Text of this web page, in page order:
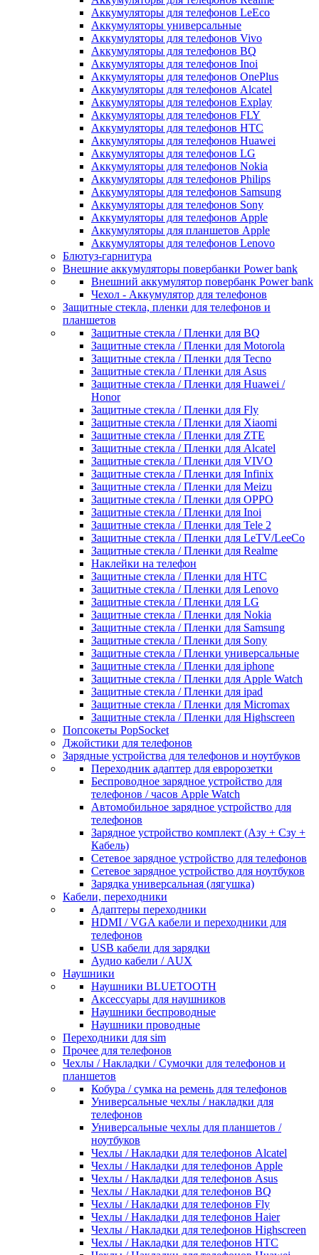
Аккумуляторы для телефонов LeEco
Аккумуляторы универсальные
Аккумуляторы для телефонов Vivo
Аккумуляторы для телефонов BQ
Аккумуляторы для телефонов Inoi
Аккумуляторы для телефонов OnePlus
Аккумуляторы для телефонов Alcatel
Аккумуляторы для телефонов Explay
Аккумуляторы для телефонов FLY
Аккумуляторы для телефонов HTC
Аккумуляторы для телефонов Huawei
Аккумуляторы для телефонов LG
Аккумуляторы для телефонов Nokia
Аккумуляторы для телефонов Philips
Аккумуляторы для телефонов Samsung
Аккумуляторы для телефонов Sony
Аккумуляторы для телефонов Apple
Аккумуляторы для планшетов Apple
Аккумуляторы для телефонов Lenovo
Блютуз-гарнитура
Внешние аккумуляторы повербанки Power bank
Внешний аккумулятор повербанк Power bank
Чехол - Аккумулятор для телефонов
Защитные стекла, пленки для телефонов и
планшетов
Защитные стекла / Пленки для BQ
Защитные стекла / Пленки для Motorola
Защитные стекла / Пленки для Tecno
Защитные стекла / Пленки для Asus
Защитные стекла / Пленки для Huawei /
Honor
Защитные стекла / Пленки для Fly
Защитные стекла / Пленки для Xiaomi
Защитные стекла / Пленки для ZTE
Защитные стекла / Пленки для Alcatel
Защитные стекла / Пленки для VIVO
Защитные стекла / Пленки для Infinix
Защитные стекла / Пленки для Meizu
Защитные стекла / Пленки для OPPO
Защитные стекла / Пленки для Inoi
Защитные стекла / Пленки для Tele 2
Защитные стекла / Пленки для LeTV/LeeCo
Защитные стекла / Пленки для Realme
Наклейки на телефон
Защитные стекла / Пленки для HTC
Защитные стекла / Пленки для Lenovo
Защитные стекла / Пленки для LG
Защитные стекла / Пленки для Nokia
Защитные стекла / Пленки для Samsung
Защитные стекла / Пленки для Sony
Защитные стекла / Пленки универсальные
Защитные стекла / Пленки для iphone
Защитные стекла / Пленки для Apple Watch
Защитные стекла / Пленки для ipad
Защитные стекла / Пленки для Micromax
Защитные стекла / Пленки для Highscreen
Попсокеты PopSocket
Джойстики для телефонов
Зарядные устройства для телефонов и ноутбуков
Переходник адаптер для евророзетки
Беспроводное зарядное устройство для
телефонов / часов Apple Watch
Автомобильное зарядное устройство для
телефонов
Зарядное устройство комплект (Азу + Сзу +
Кабель)
Сетевое зарядное устройство для телефонов
Сетевое зарядное устройство для ноутбуков
Зарядка универсальная (лягушка)
Кабели, переходники
Адаптеры переходники
HDMI / VGA кабели и переходники для
телефонов
USB кабели для зарядки
Аудио кабели / AUX
Наушники
Наушники BLUETOOTH
Аксессуары для наушников
Наушники беспроводные
Наушники проводные
Переходники для sim
Прочее для телефонов
Чехлы / Накладки / Сумочки для телефонов и
планшетов
Кобура / сумка на ремень для телефонов
Универсальные чехлы / накладки для
телефонов
Универсальные чехлы для планшетов /
ноутбуков
Чехлы / Накладки для телефонов Alcatel
Чехлы / Накладки для телефонов Apple
Чехлы / Накладки для телефонов Asus
Чехлы / Накладки для телефонов BQ
Чехлы / Накладки для телефонов Fly
Чехлы / Накладки для телефонов Haier
Чехлы / Накладки для телефонов Highscreen
Чехлы / Накладки для телефонов HTC